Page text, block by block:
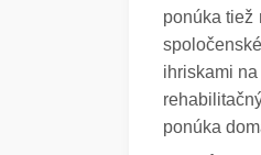
ponúka tiež
ihriskami
ponúka